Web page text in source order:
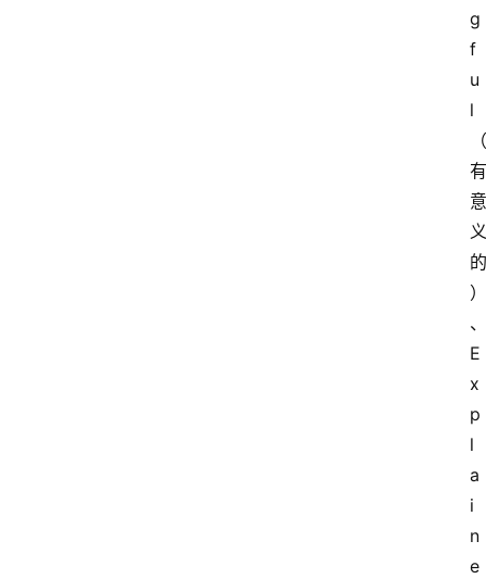
g
f
u
l
（
有
意
义
的
）
、
E
x
p
l
a
i
n
e